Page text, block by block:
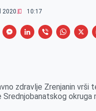
2020. 10:17
M
e
n
L
e
d
V
r
W
s
A
X
zdravlje Zrenjanin vrši
okruga